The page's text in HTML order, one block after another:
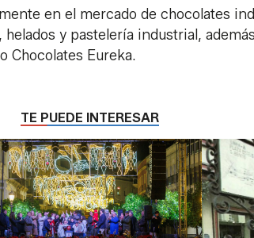
en el mercado de chocolates
y pastelería industrial,
Chocolates Eureka.
TE PUEDE INTERESAR